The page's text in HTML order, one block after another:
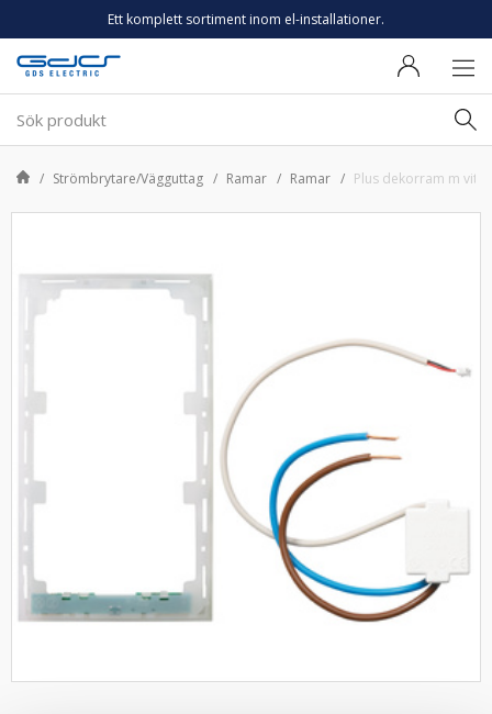
Ett komplett sortiment inom el-installationer.
Strömbrytare/Vägguttag Ramar Ramar Plus dekorram m vitt